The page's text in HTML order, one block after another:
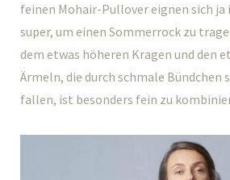
feinen Mohair-Pullover eignen sich ja
super, um einen Sommerrock zu
dem etwas höheren Kragen und den
Ärmeln, die durch schmale Bündchen
fallen, ist besonders fein zu